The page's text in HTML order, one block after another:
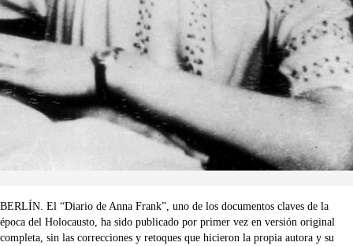
BERLÍN. El “Diario de Anna Frank”, uno de los documentos claves de la
época del Holocausto, ha sido publicado por primer vez en versión original
completa, sin las correcciones y retoques que hicieron la propia autora y su